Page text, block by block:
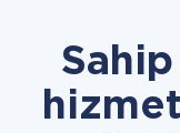
Sahip